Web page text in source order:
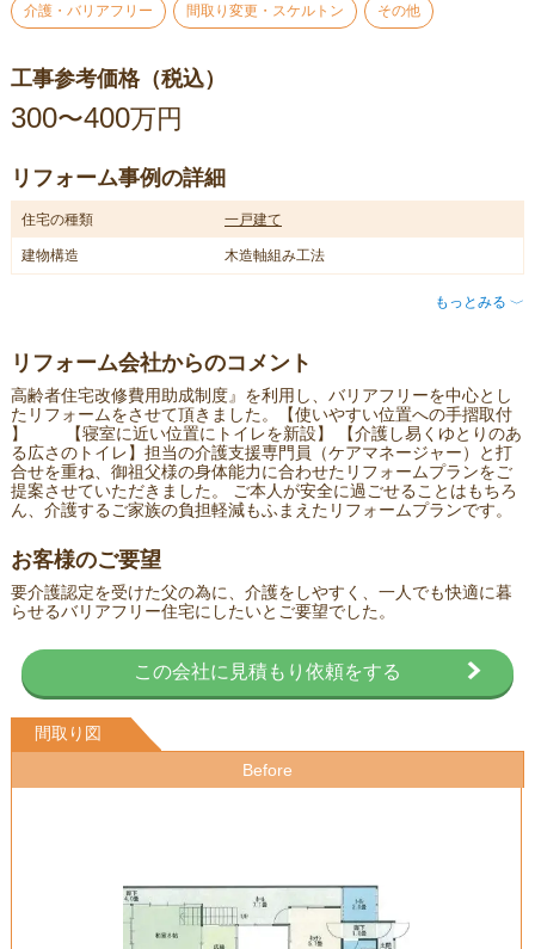
介護・バリアフリー 間取り変更・スケルトン その他
工事参考価格（税込）
300〜400万円
リフォーム事例の詳細
住宅の種類 一戸建て
建物構造 木造軸組み工法
もっとみる 〈
リフォーム会社からのコメント
高齢者住宅改修費用助成制度』を利用し、バリアフリーを中心とし
たリフォームをさせて頂きました。【使いやすい位置への手摺取付
】 【寝室に近い位置にトイレを新設】 【介護し易くゆとりのあ
る広さのトイレ】担当の介護支援専門員（ケアマネージャー）と打
合せを重ね、御祖父様の身体能力に合わせたリフォームプランをご
提案させていただきました。 ご本人が安全に過ごせることはもちろ
ん、介護するご家族の負担軽減もふまえたリフォームプランです。
お客様のご要望
要介護認定を受けた父の為に、介護をしやすく、一人でも快適に暮
らせるバリアフリー住宅にしたいとご要望でした。
この会社に見積もり依頼をする
間取り図
Before